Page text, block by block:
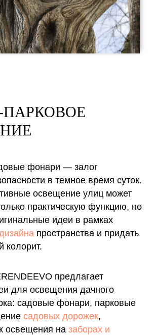
фонари ― залог
в темное время суток.
освещение улиц может
практическую функцию, но
идеи в рамках
пространства и придать
колорит.
предлагает
для освещения дачного
садовые фонари, парковые
садовых дорожек,
освещения на заборах и